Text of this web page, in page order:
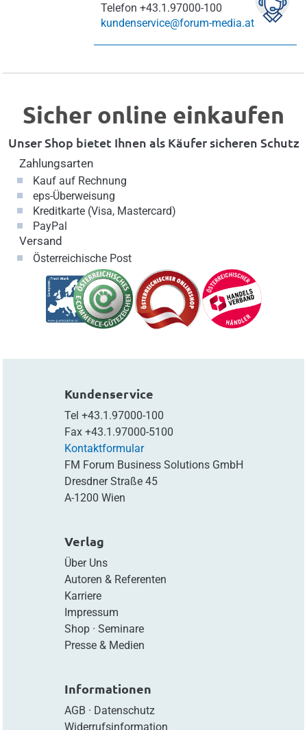
Telefon +43.1.97000-100
kundenservice@forum-media.at
Sicher online einkaufen
Unser Shop bietet Ihnen als Käufer sicheren Schutz
Zahlungsarten
Kauf auf Rechnung
eps-Überweisung
Kreditkarte (Visa, Mastercard)
PayPal
Versand
Österreichische Post
Kundenservice
Tel +43.1.97000-100
Fax +43.1.97000-5100
Kontaktformular
FM Forum Business Solutions GmbH
Dresdner Straße 45
A-1200 Wien
Verlag
Über Uns
Autoren & Referenten
Karriere
Impressum
Shop· Seminare
Presse & Medien
Informationen
AGB · Datenschutz
Widerrufsinformation